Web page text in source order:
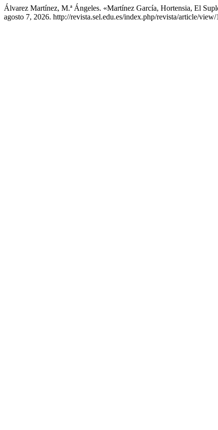
Álvarez Martínez, M.ª Ángeles. «Martínez García, Hortensia, El
agosto 7, 2026. http://revista.sel.edu.es/index.php/revista/article/view/